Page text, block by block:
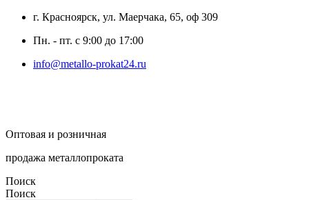
г. Красноярск, ул. Маерчака, 65, оф 309
Пн. - пт. с 9:00 до 17:00
info@metallo-prokat24.ru
Оптовая и розничная
продажа металлопроката
Поиск
Поиск